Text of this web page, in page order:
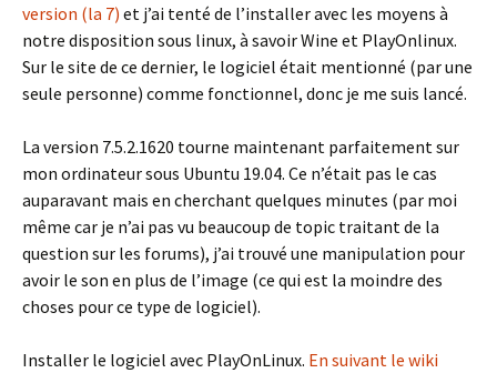
version (la 7) et j’ai tenté de l’installer avec les moyens à
notre disposition sous linux, à savoir Wine et PlayOnlinux.
Sur le site de ce dernier, le logiciel était mentionné (par une
seule personne) comme fonctionnel, donc je me suis lancé.
La version 7.5.2.1620 tourne maintenant parfaitement sur
mon ordinateur sous Ubuntu 19.04. Ce n’était pas le cas
auparavant mais en cherchant quelques minutes (par moi
même car je n’ai pas vu beaucoup de topic traitant de la
question sur les forums), j’ai trouvé une manipulation pour
avoir le son en plus de l’image (ce qui est la moindre des
choses pour ce type de logiciel).
Installer le logiciel avec PlayOnLinux. En suivant le wiki